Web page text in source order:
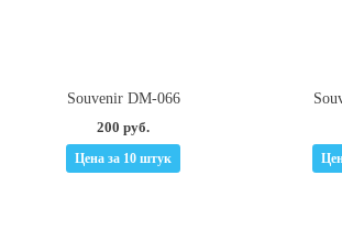
Souvenir DM-066
200 руб.
Цена за 10 штук